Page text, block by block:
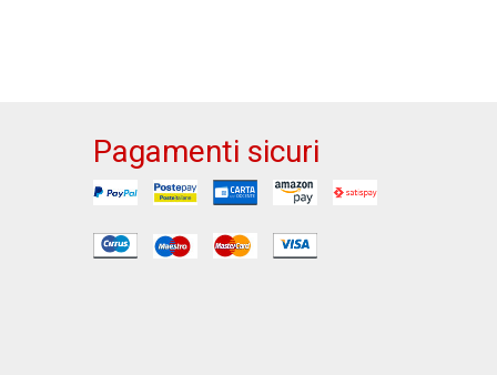
Pagamenti sicuri